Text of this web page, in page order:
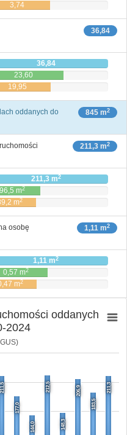
3,74
36,84
36,84
23,60
19,95
845 m2
oddanych do
211,3 m2
211,3 m2
96,5 m2
m2
1,11 m2
osobę
1,11 m2
0,57 m2
m2
211,5
177,0
144,0
212,5
148,3
206,9
183,5
211,3
oddanych
2024